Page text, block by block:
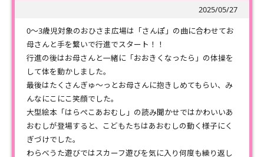
2025/05/27
0～3歳児対象のおひさま広場は「さんぽ」の曲に合わせてお
母さんと手を繋いで行進でスタート！！
行進の後はお母さんと一緒に「おおきくなったら」の体操を
して体を動かしました。
最後はたくさんぎゅ～っとお母さんに抱きしめてもらい、み
んなにこにこ笑顔でした。
大型絵本「はらぺこあおむし」の読み聞かせではかわいいあ
おむしが登場すると、こどもたちはあおむしの動く様子にく
ぎづけでした。
わらべうた遊びではスカーフ遊びを気に入り何度も繰り返し